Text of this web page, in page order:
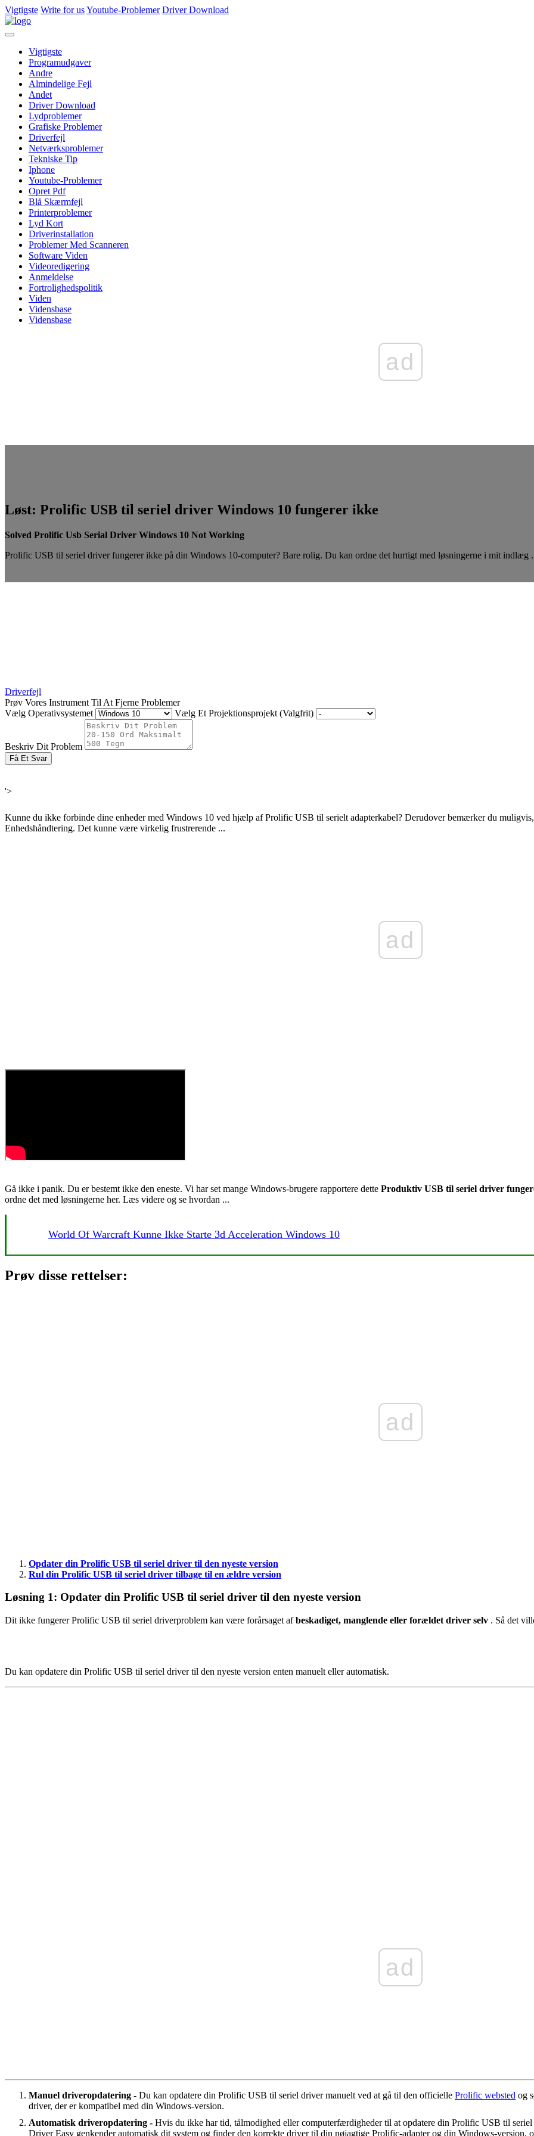
Vigtigste Write for usYoutube-Problemer Driver Download
Vigtigste
Programudgaver
Andre
Almindelige Fejl
Andet
Driver Download
Lydproblemer
Grafiske Problemer
Driverfejl
Netværksproblemer
Tekniske Tip
Iphone
Youtube-Problemer
Opret Pdf
Blå Skærmfejl
Printerproblemer
Lyd Kort
Driverinstallation
Problemer Med Scanneren
Software Viden
Videoredigering
Anmeldelse
Fortrolighedspolitik
Viden
Vidensbase
Vidensbase
ad
Løst: Prolific USB til seriel driver Windows 10 fungerer ikke
Solved Prolific Usb Serial Driver Windows 10 Not Working
Prolific USB til seriel driver fungerer ikke på din Windows 10-computer? Bare rolig. Du kan ordne det hurtigt med løsningerne i mit indlæg
Driverfejl
Prøv Vores Instrument Til At Fjerne Problemer
Vælg Operativsystemet
Vælg Et Projektionsprojekt (Valgfrit)
Beskriv Dit Problem
Få Et Svar
'>
Kunne du ikke forbinde dine enheder med Windows 10 ved hjælp af Prolific USB til serielt adapterkabel? Derudover bemærker du
Enhedshåndtering. Det kunne være virkelig frustrerende ...
ad
Gå ikke i panik. Du er bestemt ikke den eneste. Vi har set mange Windows-brugere rapportere dette Produktiv USB til seriel driver
ordne det med løsningerne her. Læs videre og se hvordan ...
World Of Warcraft Kunne Ikke Starte 3d Acceleration Windows 10
Prøv disse rettelser:
ad
Opdater din Prolific USB til seriel driver til den nyeste version
Rul din Prolific USB til seriel driver tilbage til en ældre version
Løsning 1: Opdater din Prolific USB til seriel driver til den nyeste version
Dit ikke fungerer Prolific USB til seriel driverproblem kan være forårsaget afbeskadiget, manglende eller forældet driver selv . Så det
Du kan opdatere din Prolific USB til seriel driver til den nyeste version enten manuelt eller automatisk.
ad
Manuel driveropdatering - Du kan opdatere din Prolific USB til seriel driver manuelt ved at gå til den officielle Prolific websted og
driver, der er kompatibel med din Windows-version.
Automatisk driveropdatering - Hvis du ikke har tid, tålmodighed eller computerfærdigheder til at opdatere din Prolific USB til
Driver Easy genkender automatisk dit system og finder den korrekte driver til din nøjagtige Prolific-adapter og din Windows-version,